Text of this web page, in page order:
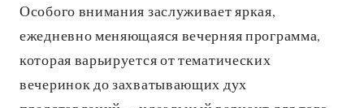
Особого внимания заслуживает яркая,
ежедневно меняющаяся вечерняя программа,
которая варьируется от тематических
вечеринок до захватывающих дух